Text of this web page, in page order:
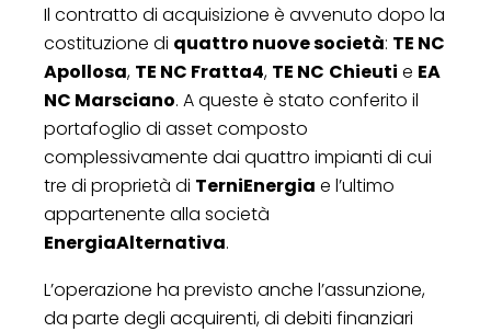
Il contratto di acquisizione è avvenuto dopo la
costituzione di quattro nuove società: TE NC
Apollosa, TE NC Fratta4, TE NC Chieuti e EA
NC Marsciano. A queste è stato conferito il
portafoglio di asset composto
complessivamente dai quattro impianti di cui
tre di proprietà di TerniEnergia e l’ultimo
appartenente alla società
EnergiaAlternativa.
L’operazione ha previsto anche l’assunzione,
da parte degli acquirenti, di debiti finanziari